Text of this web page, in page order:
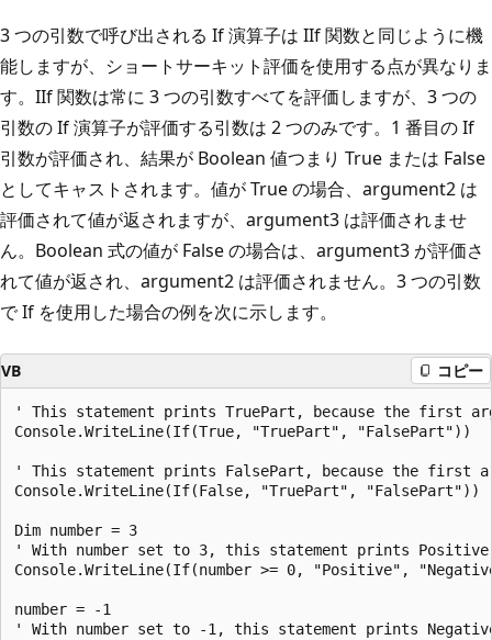
3 つの引数で呼び出される If 演算子は IIf 関数と同じように機
能しますが、ショートサーキット評価を使用する点が異なりま
す。IIf 関数は常に 3 つの引数すべてを評価しますが、3 つの
引数の If 演算子が評価する引数は 2 つのみです。1 番目の If
引数が評価され、結果が Boolean 値つまり True または False
としてキャストされます。値が True の場合、argument2 は
評価されて値が返されますが、argument3 は評価されませ
ん。Boolean 式の値が False の場合は、argument3 が評価さ
れて値が返され、argument2 は評価されません。3 つの引数
で If を使用した場合の例を次に示します。
VB コピー
' This statement prints TruePart, because the first
Console.WriteLine(If(True, "TruePart", "FalsePart"))
' This statement prints FalsePart, because the first
Console.WriteLine(If(False, "TruePart", "FalsePart"))
Dim number = 3
' With number set to 3, this statement prints
Console.WriteLine(If(number >= 0, "Positive",
number = -1
' With number set to -1, this statement prints